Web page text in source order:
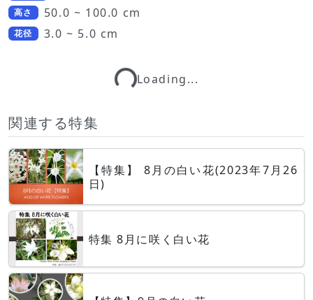
高さ
50.0 ~ 100.0 cm
花径 3.0 ~ 5.0 cm
Loading...
Loading...
関連する特集
【特集】 8月の白い花(2023年7月26
日)
特集 8月に咲く白い花